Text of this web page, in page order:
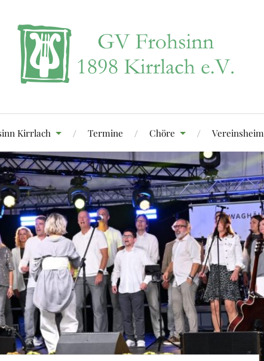
Kirrlach Termine Chöre Vereinsheim